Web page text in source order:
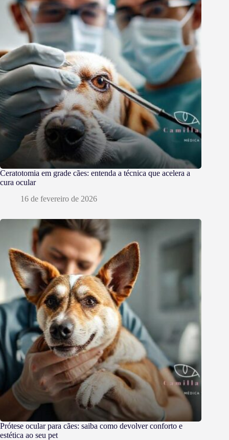
Ceratotomia em grade cães: entenda a técnica que acelera a
cura ocular
16 de fevereiro de 2026
Prótese ocular para cães: saiba como devolver conforto e
estética ao seu pet